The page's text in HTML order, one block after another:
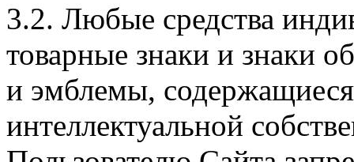
3.2. Любые средства
товарные знаки и знаки
и эмблемы,
интеллектуальной